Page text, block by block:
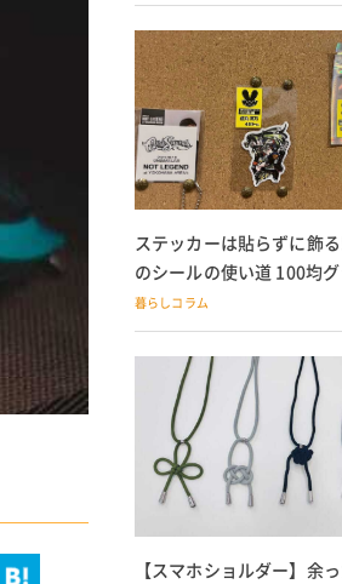
ステッカーは貼らずに飾
のシールの使い道 100均
の飾り方も
暮らしコラム
【スマホショルダー】余